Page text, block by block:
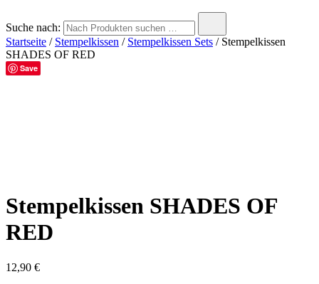
Suche nach:
Startseite / Stempelkissen / Stempelkissen Sets / Stempelkissen
SHADES OF RED
Save
Stempelkissen SHADES OF
RED
12,90 €